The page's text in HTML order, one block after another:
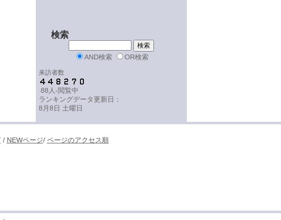
検索
AND検索 OR検索
来訪者数
88人-閲覧中
ランキングデータ更新日：
8月8日 土曜日
/ NEWページ/ ページのアクセス順